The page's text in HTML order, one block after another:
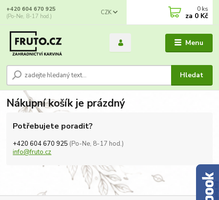
Menu
CZK
Hledat
+420 604 670 925
(Po-Ne, 8-17 hod.)
0 ks
za 0 Kč
Nákupní košík je prázdný
Potřebujete poradit?
+420 604 670 925 (Po-Ne, 8-17 hod.)
info@fruto.cz